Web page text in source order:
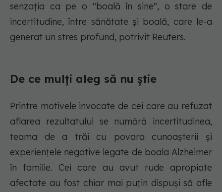
senzația ca pe o "boală în sine", o stare de
incertitudine, între sănătate și boală, care le-a
generat un stres profund, potrivit Reuters.
De ce mulți aleg să nu știe
Printre motivele invocate de cei care au refuzat
aflarea rezultatului se numără incertitudinea,
teama de a trăi cu povara cunoașterii și
experiențele negative legate de boala Alzheimer
în familie. Cei care au avut rude apropiate
afectate au fost chiar mai puțin dispuși să afle